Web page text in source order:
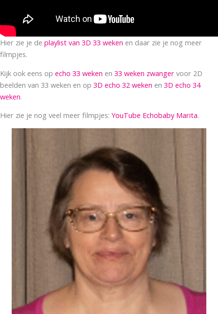
Hier zie je de playlist van 3D 33 weken en daar zie je nog meer
filmpjes.
Kijk ook eens op echo 33 weken en 33 weken zwanger voor 2D
beelden van 33 weken en op 3D echo 32 weken en 3D echo 34
weken.
Hier zie je nog veel meer filmpjes: YouTube Echobaby Marita.